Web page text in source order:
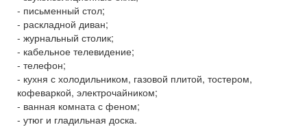
- письменный стол;
- раскладной диван;
- журнальный столик;
- кабельное телевидение;
- телефон;
- кухня с холодильником, газовой плитой, тостером,
кофеваркой, электрочайником;
- ванная комната с феном;
- утюг и гладильная доска.